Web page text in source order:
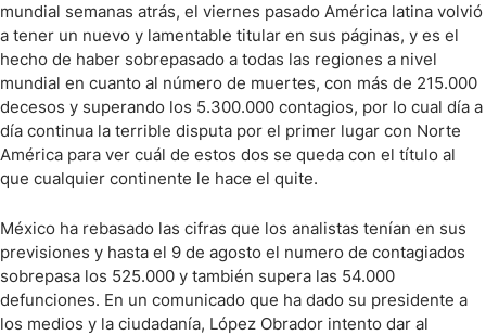
mundial semanas atrás, el viernes pasado América latina volvió
a tener un nuevo y lamentable titular en sus páginas, y es el
hecho de haber sobrepasado a todas las regiones a nivel
mundial en cuanto al número de muertes, con más de 215.000
decesos y superando los 5.300.000 contagios, por lo cual día a
día continua la terrible disputa por el primer lugar con Norte
América para ver cuál de estos dos se queda con el título al
que cualquier continente le hace el quite.
México ha rebasado las cifras que los analistas tenían en sus
previsiones y hasta el 9 de agosto el numero de contagiados
sobrepasa los 525.000 y también supera las 54.000
defunciones. En un comunicado que ha dado su presidente a
los medios y la ciudadanía, López Obrador intento dar al